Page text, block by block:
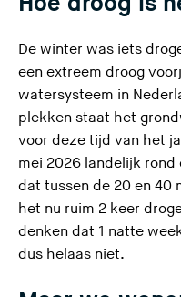
De winter was iets
een extreem droog
watersysteem in
plekken staat het
voor deze tijd van het
mei 2026 landelijk
dat tussen de 20 en 40
het nu ruim 2 keer
denken dat 1 natte
dus helaas niet.